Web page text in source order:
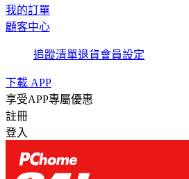
我的訂單
顧客中心
追蹤清單退貨會員設定
下載 APP
享受APP專屬優惠
註冊
登入